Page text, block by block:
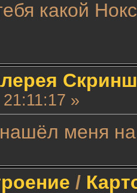
Microsoft.NET/Framework/
(GDR.050727-3600)
GAC_MSIL/
(GDR.050727-3600)
какой
»
меня
/